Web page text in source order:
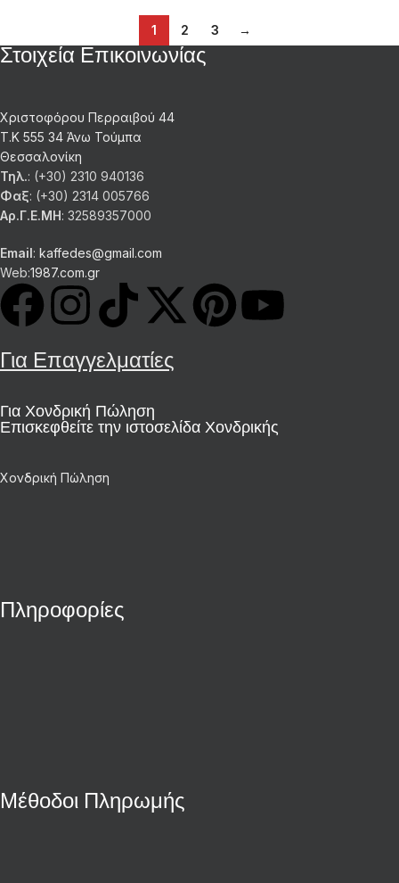
1 2 3 →
Στοιχεία Επικοινωνίας
Χριστοφόρου Περραιβού 44
Τ.Κ 555 34 Άνω Τούμπα
Θεσσαλονίκη
Τηλ.: (+30) 2310 940136
Φαξ: (+30) 2314 005766
Αρ.Γ.Ε.ΜΗ: 32589357000
Email: kaffedes@gmail.com
Web:1987.com.gr
Για Επαγγελματίες
Για Χονδρική Πώληση
Επισκεφθείτε την ιστοσελίδα Χονδρικής
Χονδρική Πώληση
Πληροφορίες
Μέθοδοι Πληρωμής